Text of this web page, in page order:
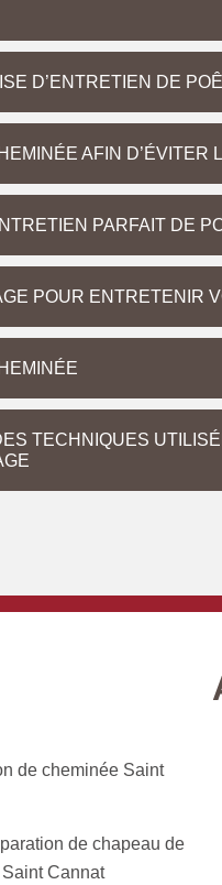
D’ENTRETIEN DE
AFIN D’ÉVITER
PARFAIT DE
POUR ENTRETENIR
TECHNIQUES
de cheminée Saint
de chapeau de
Cannat